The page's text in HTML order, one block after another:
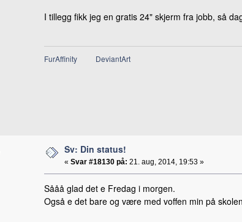
I tillegg fikk jeg en gratis 24" skjerm fra jobb, så
FurAffinity DeviantArt
Sv: Din status!
« Svar #18130 på: 21. aug, 2014, 19:53 »
Sååå glad det e Fredag i morgen.
Også e det bare og være med voffen min på